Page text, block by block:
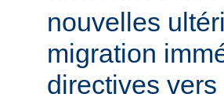
nouvelles
migration
directives